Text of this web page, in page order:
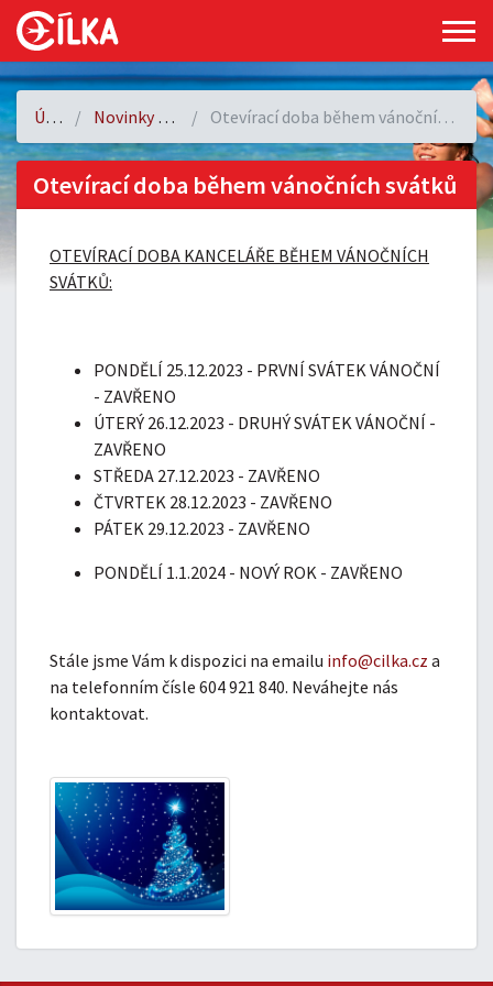
Úvod Novinky a akce Otevírací doba během vánočních svátků
Otevírací doba během vánočních svátků
OTEVÍRACÍ DOBA KANCELÁŘE BĚHEM VÁNOČNÍCH
SVÁTKŮ:
PONDĚLÍ 25.12.2023 - PRVNÍ SVÁTEK VÁNOČNÍ
- ZAVŘENO
ÚTERÝ 26.12.2023 - DRUHÝ SVÁTEK VÁNOČNÍ -
ZAVŘENO
STŘEDA 27.12.2023 - ZAVŘENO
ČTVRTEK 28.12.2023 - ZAVŘENO
PÁTEK 29.12.2023 - ZAVŘENO
PONDĚLÍ 1.1.2024 - NOVÝ ROK - ZAVŘENO
Stále jsme Vám k dispozici na emailu info@cilka.cz a
na telefonním čísle 604 921 840. Neváhejte nás
kontaktovat.